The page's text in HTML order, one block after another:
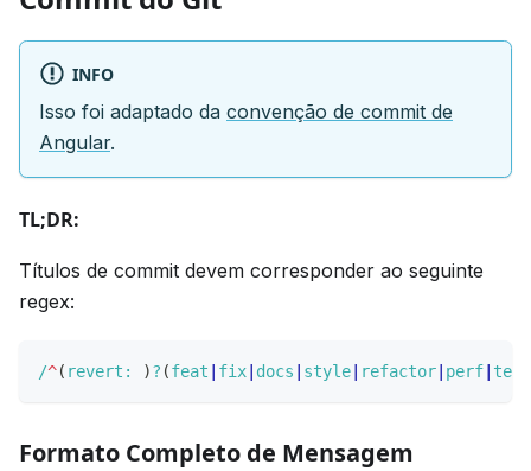
INFO
Isso foi adaptado da convenção de commit de
Angular.
TL;DR:
Títulos de commit devem corresponder ao seguinte
regex:
/^( revert: )? (feat fix docs style refactor perf test
Formato Completo de Mensagem